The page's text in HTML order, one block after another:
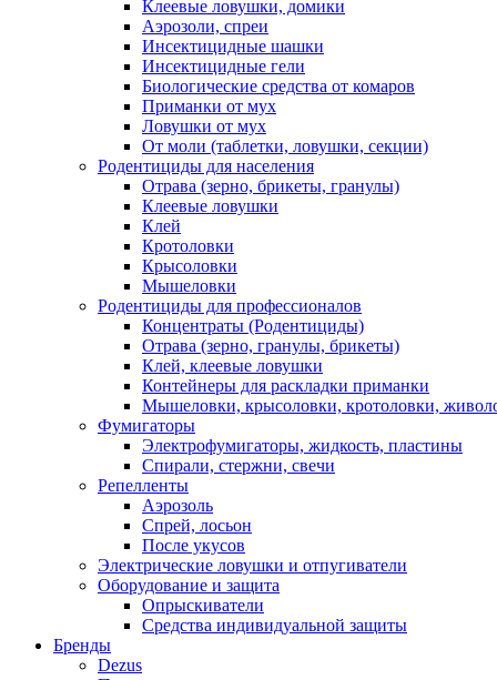
Клеевые ловушки, домики
Аэрозоли, спреи
Инсектицидные шашки
Инсектицидные гели
Биологические средства от комаров
Приманки от мух
Ловушки от мух
От моли (таблетки, ловушки, секции)
Родентициды для населения
Отрава (зерно, брикеты, гранулы)
Клеевые ловушки
Клей
Кротоловки
Крысоловки
Мышеловки
Родентициды для профессионалов
Концентраты (Родентициды)
Отрава (зерно, гранулы, брикеты)
Клей, клеевые ловушки
Контейнеры для раскладки приманки
Мышеловки, крысоловки, кротоловки,
Фумигаторы
Электрофумигаторы, жидкость, пластины
Спирали, стержни, свечи
Репелленты
Аэрозоль
Спрей, лосьон
После укусов
Электрические ловушки и отпугиватели
Оборудование и защита
Опрыскиватели
Средства индивидуальной защиты
Бренды
Dezus